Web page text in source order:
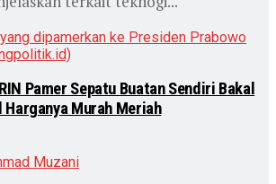
Pamer Sepatu Buatan Sendiri Bakal
Murah Meriah